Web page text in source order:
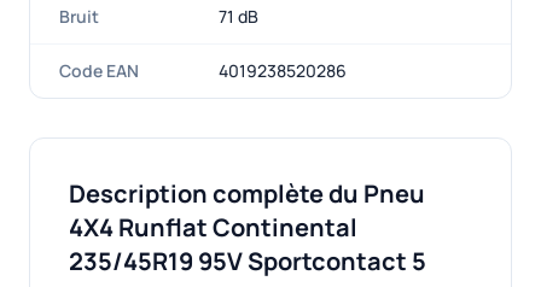
Bruit 71 dB
Code EAN 4019238520286
Description complète du Pneu
4X4 Runflat Continental
235/45R19 95V Sportcontact 5